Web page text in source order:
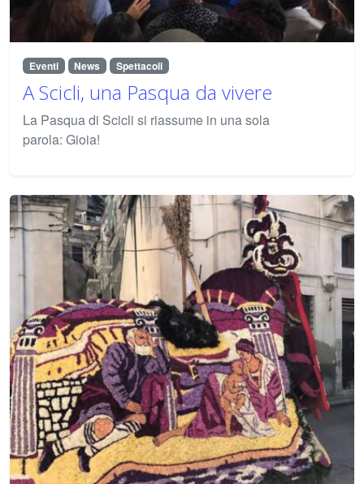
Eventi News Spettacoli
A Scicli, una Pasqua da vivere
La Pasqua di Scicli si riassume in una sola
parola: Gioia!